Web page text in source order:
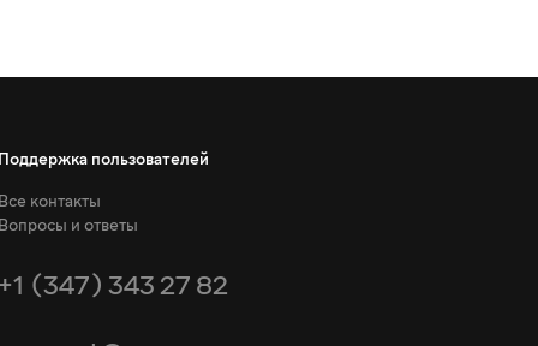
Поддержка пользователей
Все контакты
Вопросы и ответы
+1 (347) 343 27 82